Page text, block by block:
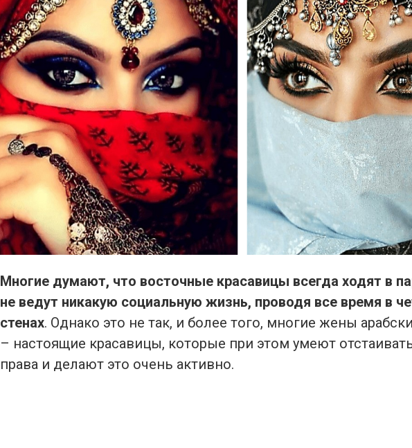
Многие думают, что восточные красавицы всегда ходят в
не ведут никакую социальную жизнь, проводя все время в
стенах. Однако это не так, и более того, многие жены
– настоящие красавицы, которые при этом умеют
права и делают это очень активно.